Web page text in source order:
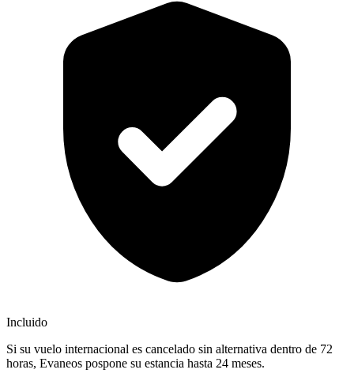
Incluido
Si su vuelo internacional es cancelado sin alternativa dentro de 72
horas, Evaneos pospone su estancia hasta 24 meses.